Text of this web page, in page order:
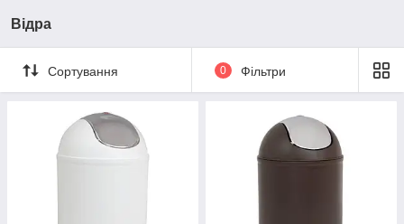
Відра
Сортування 0 Фільтри